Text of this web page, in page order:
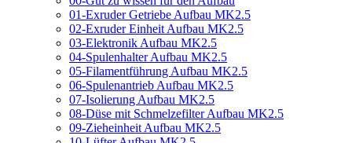
01-Exruder Getriebe Aufbau MK2.5
02-Exruder Einheit Aufbau MK2.5
03-Elektronik Aufbau MK2.5
04-Spulenhalter Aufbau MK2.5
05-Filamentführung Aufbau MK2.5
06-Spulenantrieb Aufbau MK2.5
07-Isolierung Aufbau MK2.5
08-Düse mit Schmelzefilter Aufbau MK2.5
09-Zieheinheit Aufbau MK2.5